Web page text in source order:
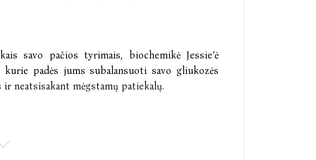
savo pačios tyrimais, biochemikė Jessie’ė
padės jums subalansuoti savo gliukozės
neatsisakant mėgstamų patiekalų.